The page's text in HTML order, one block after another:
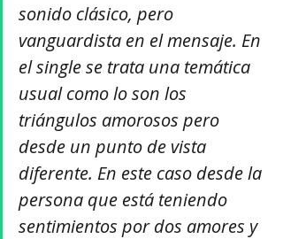
sonido clásico, pero
vanguardista en el mensaje. En
el single se trata una temática
usual como lo son los
triángulos amorosos pero
desde un punto de vista
diferente. En este caso desde la
persona que está teniendo
sentimientos por dos amores y